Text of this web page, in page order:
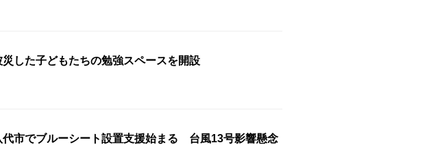
した子どもたちの勉強スペースを開設
市でブルーシート設置支援始まる 台風13号影響懸念